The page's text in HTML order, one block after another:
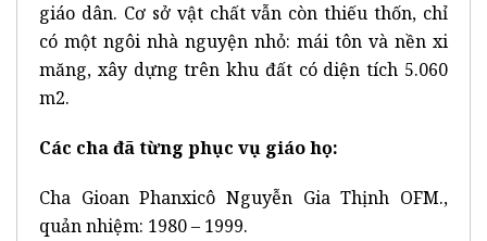
giáo dân. Cơ sở vật chất vẫn còn thiếu thốn, chỉ
có một ngôi nhà nguyện nhỏ: mái tôn và nền xi
măng, xây dựng trên khu đất có diện tích 5.060
m2.
Các cha đã từng phục vụ giáo họ:
Cha Gioan Phanxicô Nguyễn Gia Thịnh OFM.,
quản nhiệm: 1980 – 1999.